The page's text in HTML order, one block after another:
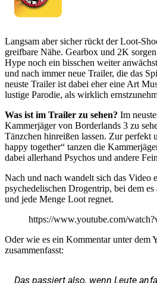
Langsam aber sicher rückt der Loot-
greifbare Nähe. Gearbox und 2K
Hype noch ein bisschen weiter
und nach immer neue Trailer, die das
neuste Trailer ist dabei eher eine Art
lustige Parodie, als wirklich
Was ist im Trailer zu sehen? Im
Kammerjäger von Borderlands 3 zu
Tänzchen hinreißen lassen. Zur perfekt
happy together“ tanzen die
dabei allerhand Psychos und andere
Nach und nach wandelt sich das Video
psychedelischen Drogentrip, bei dem
und jede Menge Loot regnet.
https://www.youtube.com/
Oder wie es ein Kommentar unter dem
zusammenfasst:
Das passiert also, wenn Leute